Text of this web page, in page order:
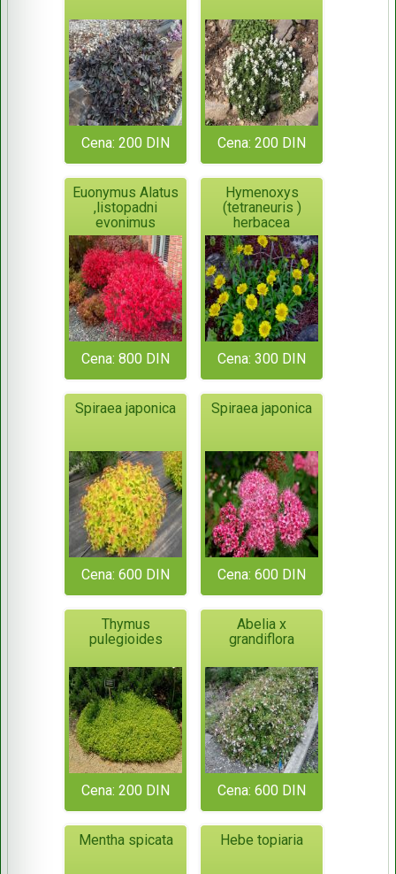
Cena: 200 DIN Cena: 200 DIN
Euonymus Alatus
,listopadni
evonimus
Cena: 800 DIN
Hymenoxys
(tetraneuris )
herbacea
Cena: 300 DIN
Spiraea japonica
Cena: 600 DIN
Spiraea japonica
Cena: 600 DIN
Thymus
pulegioides
Cena: 200 DIN
Abelia x
grandiflora
Cena: 600 DIN
Mentha spicata Hebe topiaria